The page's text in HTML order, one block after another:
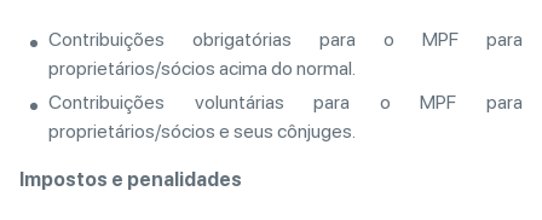
Contribuições obrigatórias para o MPF para
proprietários/sócios acima do normal.
Contribuições voluntárias para o MPF para
proprietários/sócios e seus cônjuges.
Impostos e penalidades